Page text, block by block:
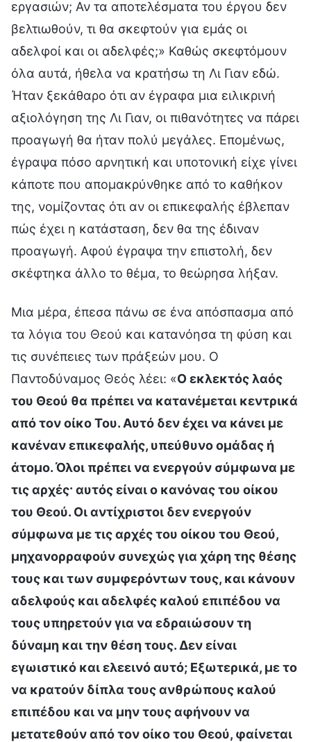
εργασιών; Αν τα αποτελέσματα του έργου δεν
βελτιωθούν, τι θα σκεφτούν για εμάς οι
αδελφοί και οι αδελφές;» Καθώς σκεφτόμουν
όλα αυτά, ήθελα να κρατήσω τη Λι Γιαν εδώ.
Ήταν ξεκάθαρο ότι αν έγραφα μια ειλικρινή
αξιολόγηση της Λι Γιαν, οι πιθανότητες να πάρει
προαγωγή θα ήταν πολύ μεγάλες. Επομένως,
έγραψα πόσο αρνητική και υποτονική είχε γίνει
κάποτε που απομακρύνθηκε από το καθήκον
της, νομίζοντας ότι αν οι επικεφαλής έβλεπαν
πώς έχει η κατάσταση, δεν θα της έδιναν
προαγωγή. Αφού έγραψα την επιστολή, δεν
σκέφτηκα άλλο το θέμα, το θεώρησα λήξαν.
Μια μέρα, έπεσα πάνω σε ένα απόσπασμα από
τα λόγια του Θεού και κατανόησα τη φύση και
τις συνέπειες των πράξεών μου. Ο
Παντοδύναμος Θεός λέει: «Ο εκλεκτός λαός
του Θεού θα πρέπει να κατανέμεται κεντρικά
από τον οίκο Του. Αυτό δεν έχει να κάνει με
κανέναν επικεφαλής, υπεύθυνο ομάδας ή
άτομο. Όλοι πρέπει να ενεργούν σύμφωνα με
τις αρχές· αυτός είναι ο κανόνας του οίκου
του Θεού. Οι αντίχριστοι δεν ενεργούν
σύμφωνα με τις αρχές του οίκου του Θεού,
μηχανορραφούν συνεχώς για χάρη της θέσης
τους και των συμφερόντων τους, και κάνουν
αδελφούς και αδελφές καλού επιπέδου να
τους υπηρετούν για να εδραιώσουν τη
δύναμη και την θέση τους. Δεν είναι
εγωιστικό και ελεεινό αυτό; Εξωτερικά, με το
να κρατούν δίπλα τους ανθρώπους καλού
επιπέδου και να μην τους αφήνουν να
μετατεθούν από τον οίκο του Θεού, φαίνεται